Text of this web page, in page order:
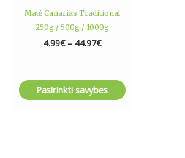
Matė Canarias Traditional
250g / 500g / 1000g
4.99€ – 44.97€
Pasirinkti savybes
page